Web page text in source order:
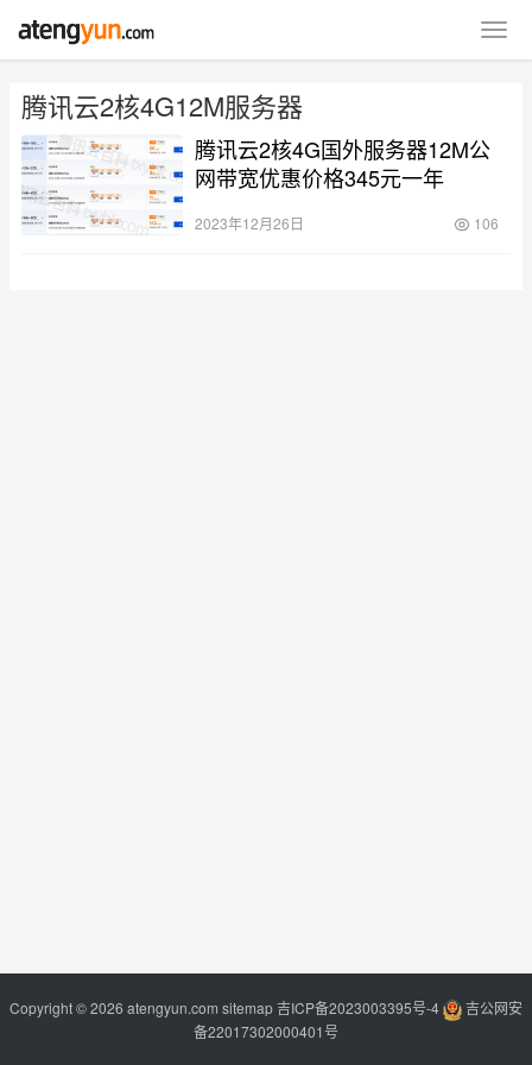
腾讯云2核4G12M服务器
腾讯云2核4G国外服务器12M公
网带宽优惠价格345元一年
2023年12月26日 106
Copyright © 2026 atengyun.com sitemap吉ICP备2023003395号-4
吉公网安
备22017302000401号